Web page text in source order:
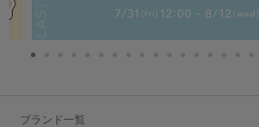
ブランド一覧